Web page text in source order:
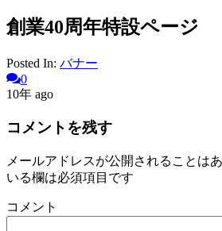
創業40周年特設ページ
Posted In: バナー
0
10年 ago
コメントを残す
メールアドレスが公開されることはあ
いる欄は必須項目です
コメント